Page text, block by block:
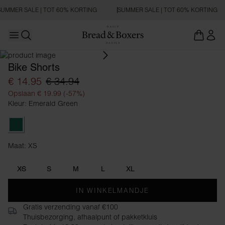
SALE | TOT 60% KORTING SUMMER SALE | TOT 60% KORTING
Open main menu
Bike Shorts
€ 14.95 € 34.94
Opslaan € 19.99 (-57%)
Kleur: Emerald Green
Maat: XS
XS S M L XL
IN WINKELMANDJE
Gratis verzending vanaf €100
Thuisbezorging, afhaalpunt of pakketkluis